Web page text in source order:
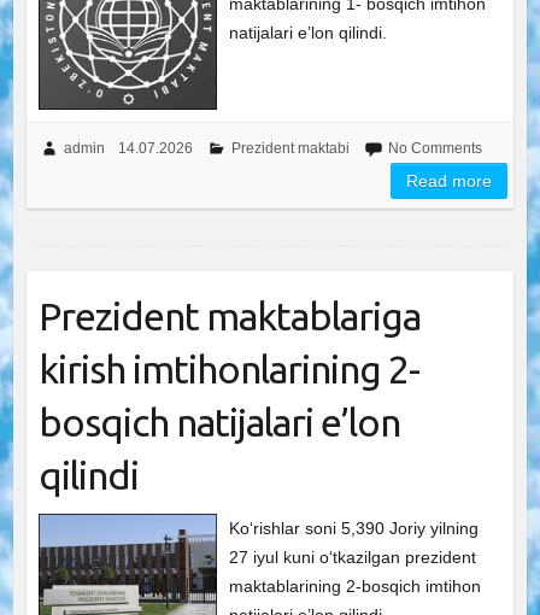
natijalari e’lon qilindi.
admin 14.07.2026 Prezident maktabi No Comments
Read more
Prezident maktablariga
kirish imtihonlarining 2-
bosqich natijalari e’lon
qilindi
Ko‘rishlar soni 5,390 Joriy yilning
27 iyul kuni o‘tkazilgan prezident
maktablarining 2-bosqich imtihon